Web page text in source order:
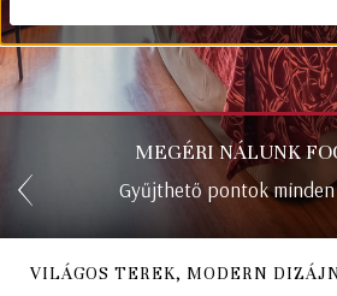
MEGÉRI NÁLUNK
Gyűjthető pontok minden
VILÁGOS TEREK, MODERN